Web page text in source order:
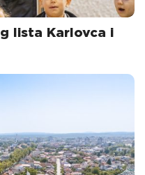
lista Karlovca i